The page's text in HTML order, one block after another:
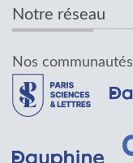
Notre réseau
Nos communautés